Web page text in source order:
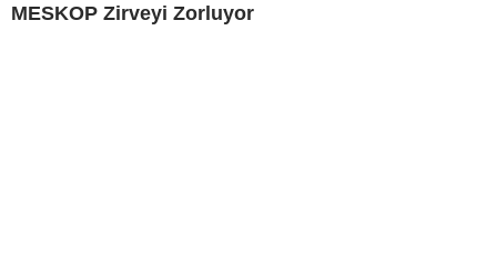
MESKOP Zirveyi Zorluyor